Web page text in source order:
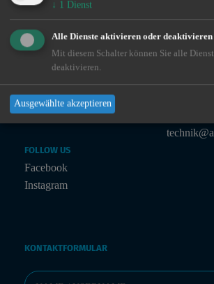
Julius
FOLLOW US
Facebook
Instagram
KONTAKTFORMULAR
↓ 1 Dienst
Alle Dienste aktivieren oder deaktivieren
Mit diesem Schalter können Sie alle
deaktivieren.
Ausgewählte akzeptieren